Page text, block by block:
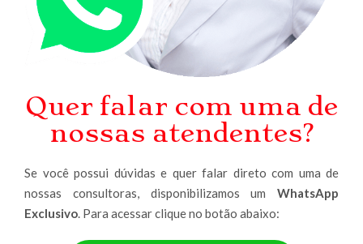
Quer falar com uma de
nossas atendentes?
Se você possui dúvidas e quer falar direto com uma de
nossas consultoras, disponibilizamos um WhatsApp
Exclusivo. Para acessar clique no botão abaixo: